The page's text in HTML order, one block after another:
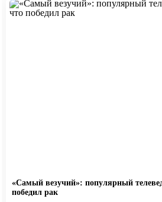
«Самый везучий»: популярный
победил рак